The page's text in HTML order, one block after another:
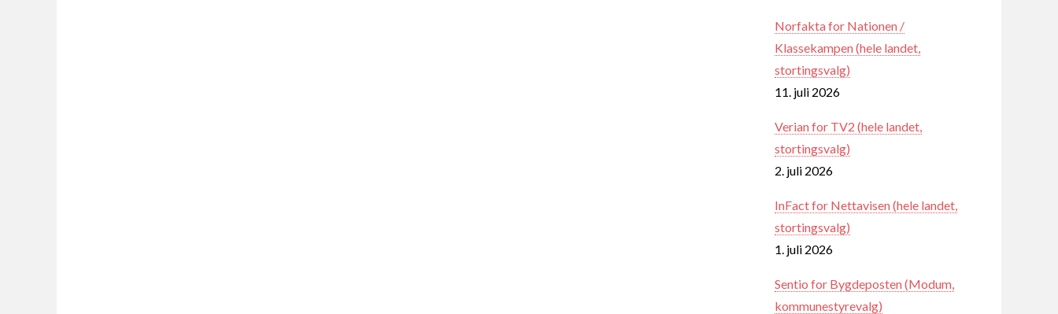
Norfakta for Nationen /
Klassekampen (hele landet,
stortingsvalg)
11. juli 2026
Verian for TV2 (hele landet,
stortingsvalg)
2. juli 2026
InFact for Nettavisen (hele landet,
stortingsvalg)
1. juli 2026
Sentio for Bygdeposten (Modum,
kommunestyrevalg)